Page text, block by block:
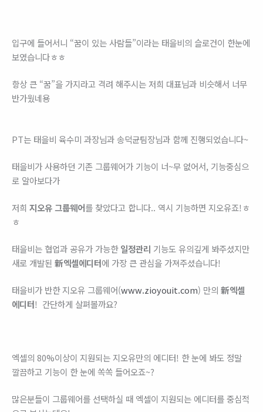
입구에 들어서니 “꿈이 있는 사람들”이라는 태을비의 슬로건이 한눈에
보였습니다ㅎㅎ
항상 큰 “꿈”을 가지라고 격려 해주시는 저희 대표님과 비슷해서 너무
반가웠네용
PT는 태을비 육수미 과장님과 송덕균팀장님과 함께 진행되었습니다~
태을비가 사용하던 기존 그룹웨어가 기능이 너~무 없어서, 기능중심으
로 알아보다가
저희 지오유 그룹웨어를 찾았다고 합니다.. 역시 기능하면 지오유죠!ㅎ
ㅎ
태을비는 협업과 공유가 가능한일정관리 기능도 유의깊게 봐주셨지만
새로 개발된 新엑셀에디터에 가장 큰 관심을 가져주셨습니다!
태을비가 반한 지오유 그룹웨어(www.zioyouit.com) 만의 新엑셀
에디터! 간단하게 살펴볼까요?
엑셀의 80%이상이 지원되는 지오유만의 에디터! 한 눈에 봐도 정말
깔끔하고 기능이 한 눈에 쏙쏙 들어오죠~?
많은분들이 그룹웨어를 선택하실 때 엑셀이 지원되는 에디터를 중심적